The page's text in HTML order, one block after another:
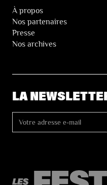
À propos
Nos partenaires
Presse
Nos archives
LA